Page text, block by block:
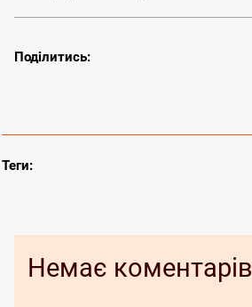
Теги:
Немає коментарів